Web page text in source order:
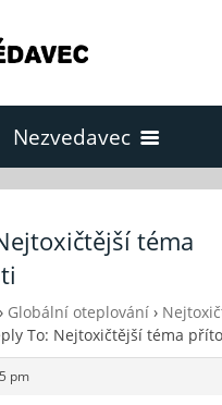
Nezvedavec
O Nezvědavci
téma
› Globální oteplování ›
To: Nejtoxičtější téma
pm